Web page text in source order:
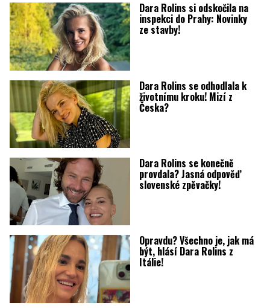
Dara Rolins si odskočila na
inspekci do Prahy: Novinky
ze stavby!
Dara Rolins se odhodlala k
životnímu kroku! Mizí z
Česka?
Dara Rolins se konečně
provdala? Jasná odpověď
slovenské zpěvačky!
Opravdu? Všechno je, jak má
být, hlásí Dara Rolins z
Itálie!